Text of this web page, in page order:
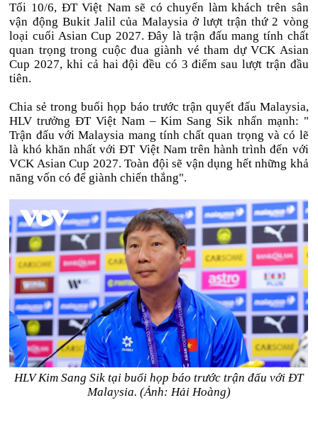
Tối 10/6, ĐT Việt Nam sẽ có chuyến làm khách trên sân
vận động Bukit Jalil của Malaysia ở lượt trận thứ 2 vòng
loại cuối Asian Cup 2027. Đây là trận đấu mang tính chất
quan trọng trong cuộc đua giành vé tham dự VCK Asian
Cup 2027, khi cả hai đội đều có 3 điểm sau lượt trận đầu
tiên.
Chia sẻ trong buổi họp báo trước trận quyết đấu Malaysia,
HLV trưởng ĐT Việt Nam – Kim Sang Sik nhấn mạnh: "
Trận đấu với Malaysia mang tính chất quan trọng và có lẽ
là khó khăn nhất với ĐT Việt Nam trên hành trình đến với
VCK Asian Cup 2027. Toàn đội sẽ vận dụng hết những khả
năng vốn có để giành chiến thắng".
HLV Kim Sang Sik tại buổi họp báo trước trận đấu với ĐT
Malaysia. (Ảnh: Hải Hoàng)